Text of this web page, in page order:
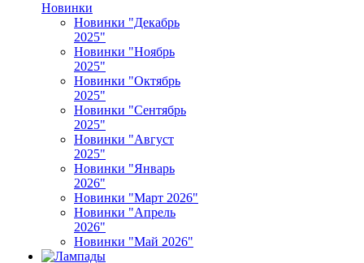
Новинки
Новинки "Декабрь
2025"
Новинки "Ноябрь
2025"
Новинки "Октябрь
2025"
Новинки "Сентябрь
2025"
Новинки "Август
2025"
Новинки "Январь
2026"
Новинки "Март 2026"
Новинки "Апрель
2026"
Новинки "Май 2026"